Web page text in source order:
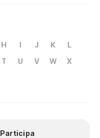
H I J K
L
T U V W
X
Participa